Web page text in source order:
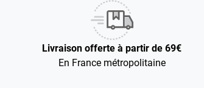
Livraison offerte à partir de 69€
En France métropolitaine